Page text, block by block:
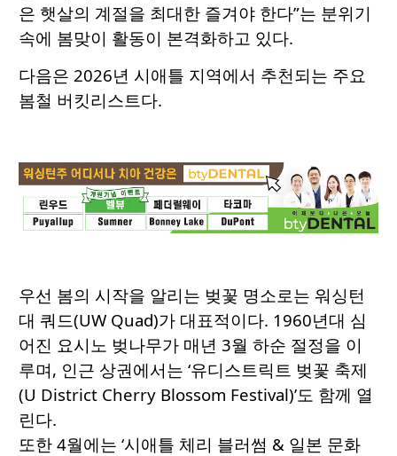
은 햇살의 계절을 최대한 즐겨야 한다”는 분위기
속에 봄맞이 활동이 본격화하고 있다.
다음은 2026년 시애틀 지역에서 추천되는 주요
봄철 버킷리스트다.
우선 봄의 시작을 알리는 벚꽃 명소로는 워싱턴
대 쿼드(UW Quad)가 대표적이다. 1960년대 심
어진 요시노 벚나무가 매년 3월 하순 절정을 이
루며, 인근 상권에서는 ‘유디스트릭트 벚꽃 축제
(U District Cherry Blossom Festival)’도 함께 열
린다.
또한 4월에는 ‘시애틀 체리 블러썸 & 일본 문화